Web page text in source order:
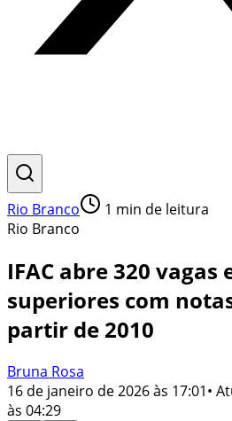
Rio Branco 1 min de leitura
Rio Branco
IFAC abre 320 vagas
superiores com
partir de 2010
Bruna Rosa
16 de janeiro de 2026 às 17:01•
às 04:29